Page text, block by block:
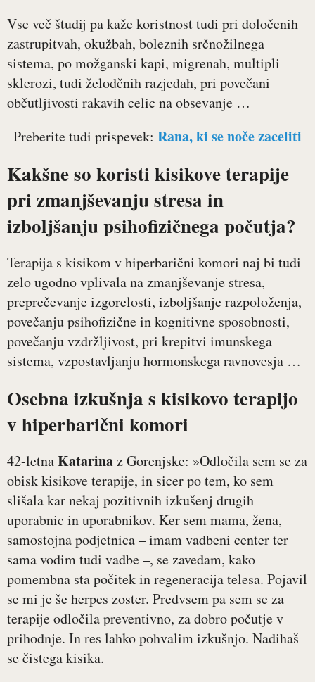
Vse več študij pa kaže koristnost tudi pri določenih
zastrupitvah, okužbah, boleznih srčnožilnega
sistema, po možganski kapi, migrenah, multipli
sklerozi, tudi želodčnih razjedah, pri povečani
občutljivosti rakavih celic na obsevanje …
Preberite tudi prispevek: Rana, ki se noče zaceliti
Kakšne so koristi kisikove terapije
pri zmanjševanju stresa in
izboljšanju psihofizičnega počutja?
Terapija s kisikom v hiperbarični komori naj bi tudi
zelo ugodno vplivala na zmanjševanje stresa,
preprečevanje izgorelosti, izboljšanje razpoloženja,
povečanju psihofizične in kognitivne sposobnosti,
povečanju vzdržljivost, pri krepitvi imunskega
sistema, vzpostavljanju hormonskega ravnovesja …
Osebna izkušnja s kisikovo terapijo
v hiperbarični komori
42-letnaKatarinaz Gorenjske: »Odločila sem se za
obisk kisikove terapije, in sicer po tem, ko sem
slišala kar nekaj pozitivnih izkušenj drugih
uporabnic in uporabnikov. Ker sem mama, žena,
samostojna podjetnica – imam vadbeni center ter
sama vodim tudi vadbe –, se zavedam, kako
pomembna sta počitek in regeneracija telesa. Pojavil
se mi je še herpes zoster. Predvsem pa sem se za
terapije odločila preventivno, za dobro počutje v
prihodnje. In res lahko pohvalim izkušnjo. Nadihaš
se čistega kisika.